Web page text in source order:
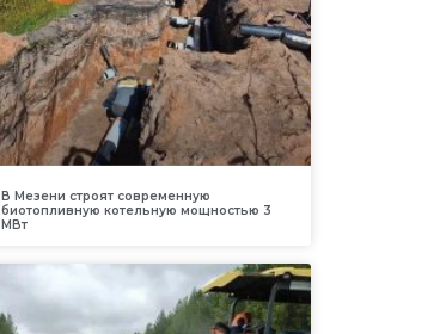
В Мезени строят современную
биотопливную котельную мощностью 3
МВт